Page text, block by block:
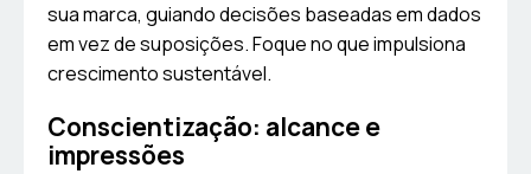
sua marca, guiando decisões baseadas em dados
em vez de suposições. Foque no que impulsiona
crescimento sustentável.
Conscientização: alcance e
impressões